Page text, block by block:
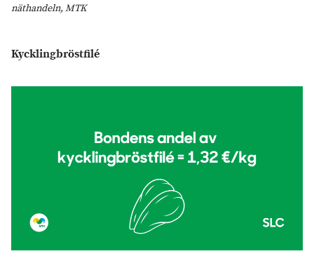
näthandeln, MTK
Kycklingbröstfilé